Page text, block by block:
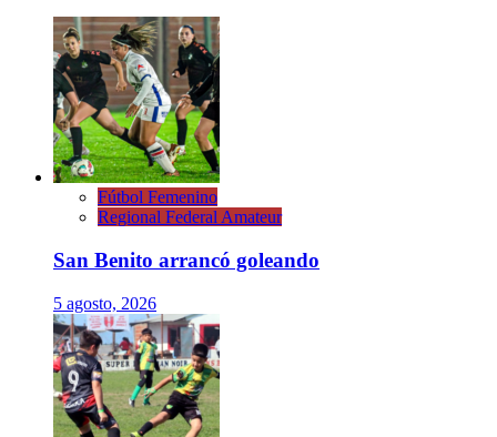
Fútbol Femenino
Regional Federal Amateur
San Benito arrancó goleando
5 agosto, 2026